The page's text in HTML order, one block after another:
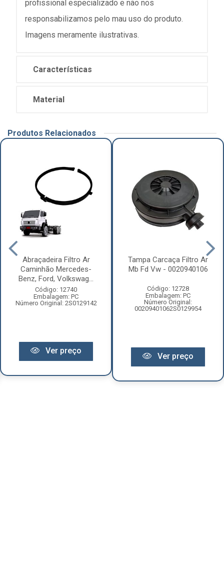
profissional especializado e não nos
responsabilizamos pelo mau uso do produto.
Imagens meramente ilustrativas.
Características
Material
Produtos Relacionados
Abraçadeira Filtro Ar
Caminhão Mercedes-
Benz, Ford, Volkswag...
Código: 12740
Embalagem: PC
Número Original: 2S0129142
Ver preço
Tampa Carcaça Filtro Ar
Mb Fd Vw - 0020940106
Código: 12728
Embalagem: PC
Número Original:
00209401062S0129954
Ver preço